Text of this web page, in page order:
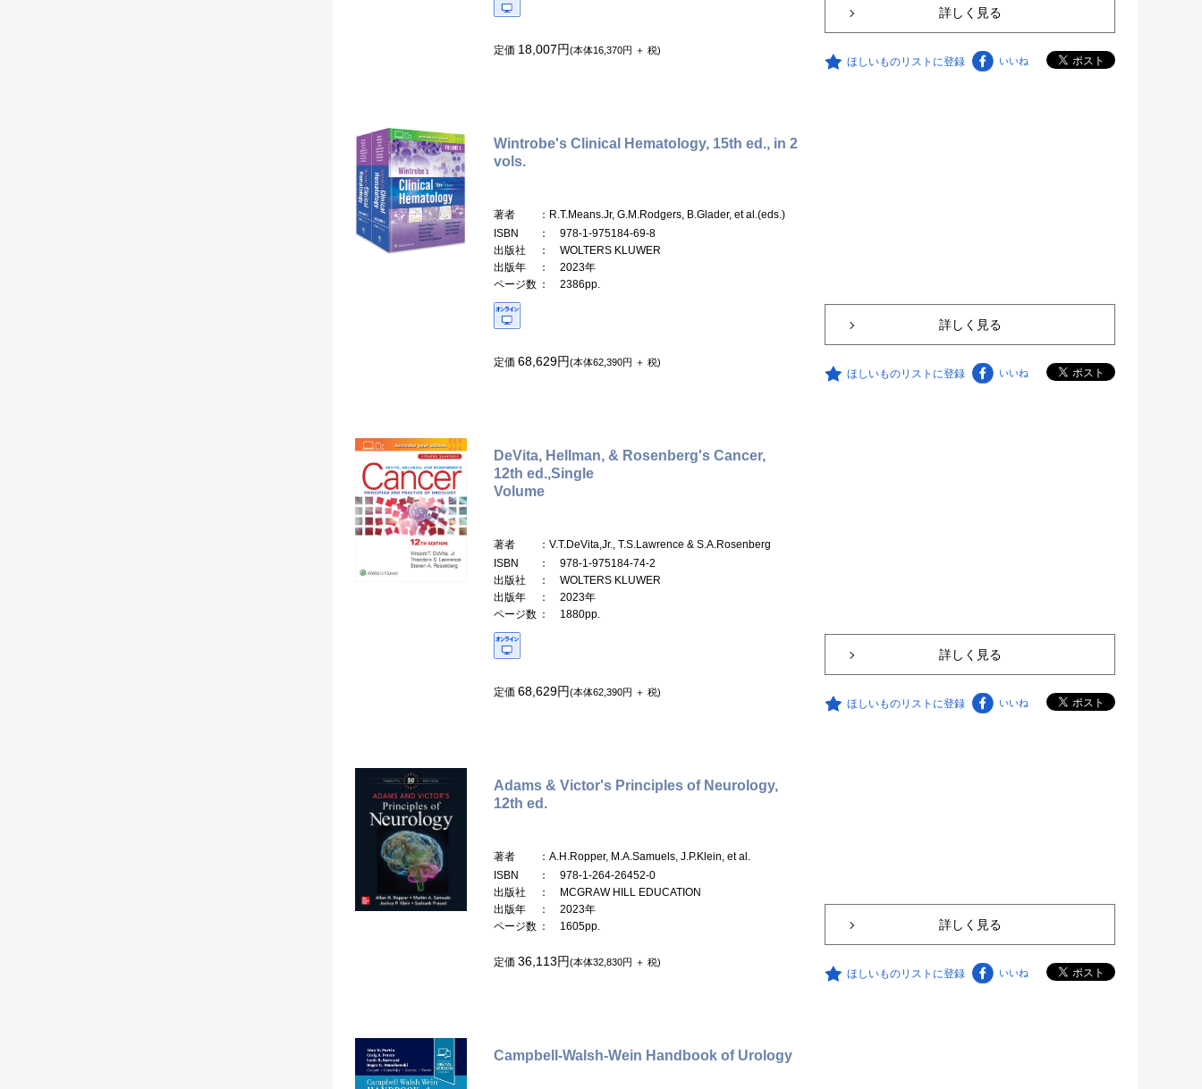
定価 18,007円(本体16,370円 ＋ 税)
詳しく見る
ほしいものリストに登録 いいね
Wintrobe's Clinical Hematology, 15th ed., in 2
vols.
著者
：R.T.Means.Jr, G.M.Rodgers, B.Glader, et al.(eds.)
ISBN
： 978-1-975184-69-8
出版社
： WOLTERS KLUWER
出版年
： 2023年
ページ数 ： 2386pp.
定価 68,629円(本体62,390円 ＋ 税)
詳しく見る
ほしいものリストに登録 いいね
DeVita, Hellman, & Rosenberg's Cancer,
12th ed.,Single
Volume
著者
：V.T.DeVita,Jr., T.S.Lawrence & S.A.Rosenberg
ISBN
： 978-1-975184-74-2
出版社
： WOLTERS KLUWER
出版年
： 2023年
ページ数 ： 1880pp.
定価 68,629円(本体62,390円 ＋ 税)
詳しく見る
ほしいものリストに登録 いいね
Adams & Victor's Principles of Neurology,
12th ed.
著者
：A.H.Ropper, M.A.Samuels, J.P.Klein, et al.
ISBN
： 978-1-264-26452-0
出版社
： MCGRAW HILL EDUCATION
出版年
： 2023年
ページ数 ： 1605pp.
定価 36,113円(本体32,830円 ＋ 税)
詳しく見る
ほしいものリストに登録 いいね
Campbell-Walsh-Wein Handbook of Urology